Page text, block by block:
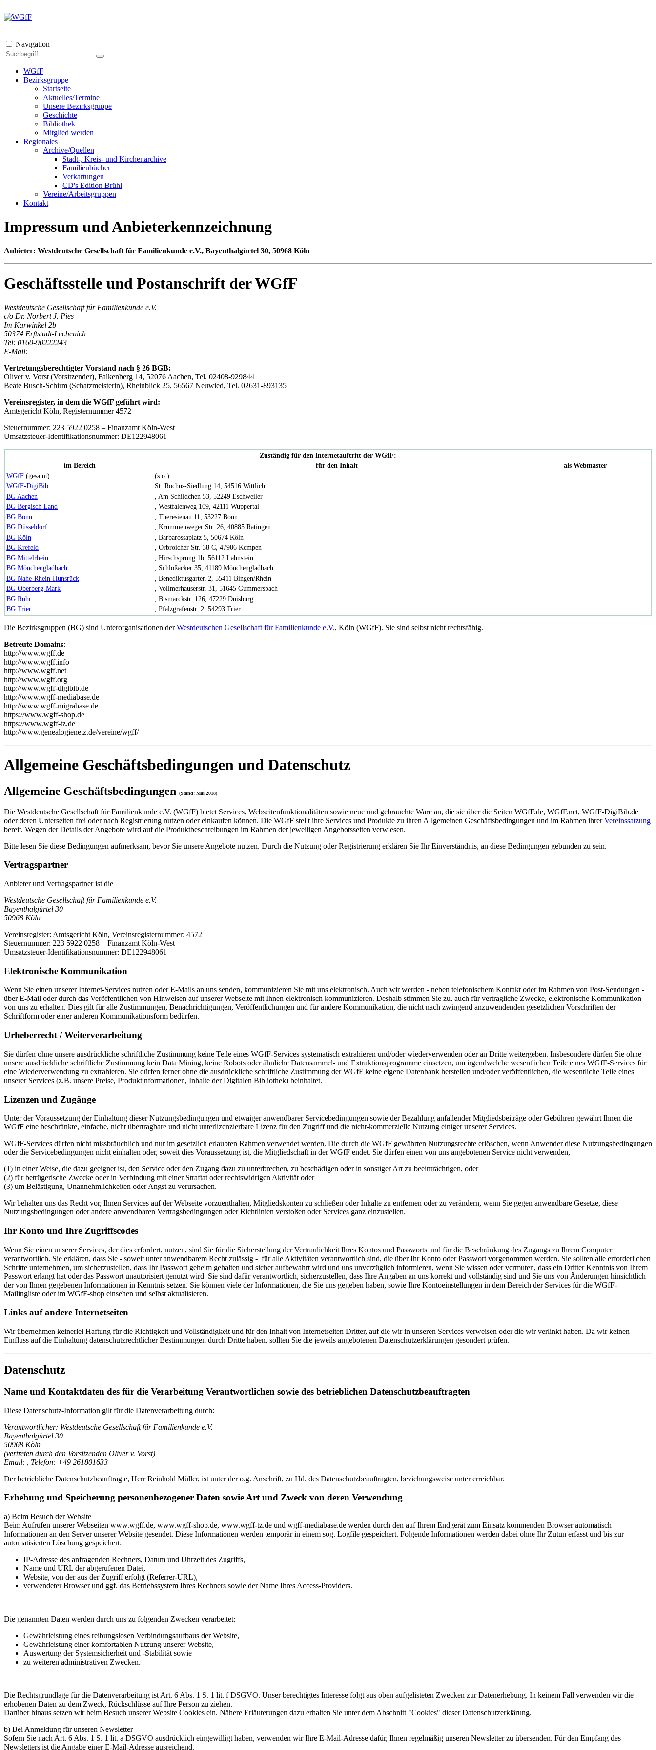
Navigation
WGfF
Bezirksgruppe
Startseite
Aktuelles/Termine
Unsere Bezirksgruppe
Geschichte
Bibliothek
Mitglied werden
Regionales
Archive/Quellen
Stadt-, Kreis- und Kirchenarchive
Familienbücher
Verkartungen
CD's Edition Brühl
Vereine/Arbeitsgruppen
Kontakt
Impressum und Anbieterkennzeichnung
Anbieter: Westdeutsche Gesellschaft für Familienkunde e.V., Bayenthalgürtel 30, 50968 Köln
Geschäftsstelle und Postanschrift der WGfF
Westdeutsche Gesellschaft für Familienkunde e.V.
c/o Dr. Norbert J. Pies
Im Karwinkel 2b
50374 Erftstadt-Lechenich
Tel: 0160-90222243
E-Mail:
Vertretungsberechtigter Vorstand nach § 26 BGB:
Oliver v. Vorst (Vorsitzender), Falkenberg 14, 52076 Aachen, Tel. 02408-929844
Beate Busch-Schirm (Schatzmeisterin), Rheinblick 25, 56567 Neuwied, Tel. 02631-893135
Vereinsregister, in dem die WGfF geführt wird:
Amtsgericht Köln, Registernummer 4572
Steuernummer: 223 5922 0258 – Finanzamt Köln-West
Umsatzsteuer-Identifikationsnummer: DE122948061
Zuständig für den Internetauftritt der WGfF:
im Bereich
für den Inhalt
als Webmaster
WGfF (gesamt)
(s.o.)
WGfF-DigiBib
St. Rochus-Siedlung 14, 54516 Wittlich
BG Aachen
, Am Schildchen 53, 52249 Eschweiler
BG Bergisch Land
, Westfalenweg 109, 42111 Wuppertal
BG Bonn
, Theresienau 11, 53227 Bonn
BG Düsseldorf
, Krummenweger Str. 26, 40885 Ratingen
BG Köln
, Barbarossaplatz 5, 50674 Köln
BG Krefeld
, Orbroicher Str. 38 C, 47906 Kempen
BG Mittelrhein
, Hirschsprung 1b, 56112 Lahnstein
BG Mönchengladbach
, Schloßacker 35, 41189 Mönchengladbach
BG Nahe-Rhein-Hunsrück
, Benediktusgarten 2, 55411 Bingen/Rhein
BG Oberberg-Mark
, Vollmerhauserstr. 31, 51645 Gummersbach
BG Ruhr
, Bismarckstr. 126, 47229 Duisburg
BG Trier
, Pfalzgrafenstr. 2, 54293 Trier
Die Bezirksgruppen (BG) sind Unterorganisationen derWestdeutschen Gesellschaft für Familienkunde e.V., Köln (WGfF). Sie sind selbst nicht rechtsfähig.
Betreute Domains:
http://www.wgff.de
http://www.wgff.info
http://www.wgff.net
http://www.wgff.org
http://www.wgff-digibib.de
http://www.wgff-mediabase.de
http://www.wgff-migrabase.de
https://www.wgff-shop.de
https://www.wgff-tz.de
http://www.genealogienetz.de/vereine/wgff/
Allgemeine Geschäftsbedingungen und Datenschutz
Allgemeine Geschäftsbedingungen (Stand: Mai 2018)
Die Westdeutsche Gesellschaft für Familienkunde e.V. (WGfF) bietet Services, Webseitenfunktionalitäten sowie neue und gebrauchte Ware an, die sie über die Seiten WGfF.de, WGfF.net, WGfF-DigiBib.de
oder deren Unterseiten frei oder nach Registrierung nutzen oder einkaufen können. Die WGfF stellt ihre Services und Produkte zu ihren Allgemeinen Geschäftsbedingungen und im Rahmen ihrerVereinssatzung
bereit. Wegen der Details der Angebote wird auf die Produktbeschreibungen im Rahmen der jeweiligen Angebotsseiten verwiesen.
Bitte lesen Sie diese Bedingungen aufmerksam, bevor Sie unsere Angebote nutzen. Durch die Nutzung oder Registrierung erklären Sie Ihr Einverständnis, an diese Bedingungen gebunden zu sein.
Vertragspartner
Anbieter und Vertragspartner ist die
Westdeutsche Gesellschaft für Familienkunde e.V.
Bayenthalgürtel 30
50968 Köln
Vereinsregister: Amtsgericht Köln, Vereinsregisternummer: 4572
Steuernummer: 223 5922 0258 – Finanzamt Köln-West
Umsatzsteuer-Identifikationsnummer: DE122948061
Elektronische Kommunikation
Wenn Sie einen unserer Internet-Services nutzen oder E-Mails an uns senden, kommunizieren Sie mit uns elektronisch. Auch wir werden - neben telefonischem Kontakt oder im Rahmen von Post-Sendungen -
über E-Mail oder durch das Veröffentlichen von Hinweisen auf unserer Webseite mit Ihnen elektronisch kommunizieren. Deshalb stimmen Sie zu, auch für vertragliche Zwecke, elektronische Kommunikation
von uns zu erhalten. Dies gilt für alle Zustimmungen, Benachrichtigungen, Veröffentlichungen und für andere Kommunikation, die nicht nach zwingend anzuwendenden gesetzlichen Vorschriften der
Schriftform oder einer anderen Kommunikationsform bedürfen.
Urheberrecht / Weiterverarbeitung
Sie dürfen ohne unsere ausdrückliche schriftliche Zustimmung keine Teile eines WGfF-Services systematisch extrahieren und/oder wiederverwenden oder an Dritte weitergeben. Insbesondere dürfen Sie ohne
unsere ausdrückliche schriftliche Zustimmung kein Data Mining, keine Robots oder ähnliche Datensammel- und Extraktionsprogramme einsetzen, um irgendwelche wesentlichen Teile eines WGfF-Services für
eine Wiederverwendung zu extrahieren. Sie dürfen ferner ohne die ausdrückliche schriftliche Zustimmung der WGfF keine eigene Datenbank herstellen und/oder veröffentlichen, die wesentliche Teile eines
unserer Services (z.B. unsere Preise, Produktinformationen, Inhalte der Digitalen Bibliothek) beinhaltet.
Lizenzen und Zugänge
Unter der Voraussetzung der Einhaltung dieser Nutzungsbedingungen und etwaiger anwendbarer Servicebedingungen sowie der Bezahlung anfallender Mitgliedsbeiträge oder Gebühren gewährt Ihnen die
WGfF eine beschränkte, einfache, nicht übertragbare und nicht unterlizenzierbare Lizenz für den Zugriff und die nicht-kommerzielle Nutzung einiger unserer Services.
WGfF-Services dürfen nicht missbräuchlich und nur im gesetzlich erlaubten Rahmen verwendet werden. Die durch die WGfF gewährten Nutzungsrechte erlöschen, wenn Anwender diese Nutzungsbedingungen
oder die Servicebedingungen nicht einhalten oder, soweit dies Voraussetzung ist, die Mitgliedschaft in der WGfF endet. Sie dürfen einen von uns angebotenen Service nicht verwenden,
(1) in einer Weise, die dazu geeignet ist, den Service oder den Zugang dazu zu unterbrechen, zu beschädigen oder in sonstiger Art zu beeinträchtigen, oder
(2) für betrügerische Zwecke oder in Verbindung mit einer Straftat oder rechtswidrigen Aktivität oder
(3) um Belästigung, Unannehmlichkeiten oder Angst zu verursachen.
Wir behalten uns das Recht vor, Ihnen Services auf der Webseite vorzuenthalten, Mitgliedskonten zu schließen oder Inhalte zu entfernen oder zu verändern, wenn Sie gegen anwendbare Gesetze, diese
Nutzungsbedingungen oder andere anwendbaren Vertragsbedingungen oder Richtlinien verstoßen oder Services ganz einzustellen.
Ihr Konto und Ihre Zugriffscodes
Wenn Sie einen unserer Services, der dies erfordert, nutzen, sind Sie für die Sicherstellung der Vertraulichkeit Ihres Kontos und Passworts und für die Beschränkung des Zugangs zu Ihrem Computer
verantwortlich. Sie erklären, dass Sie - soweit unter anwendbarem Recht zulässig - für alle Aktivitäten verantwortlich sind, die über Ihr Konto oder Passwort vorgenommen werden. Sie sollten alle erforderlichen
Schritte unternehmen, um sicherzustellen, dass Ihr Passwort geheim gehalten und sicher aufbewahrt wird und uns unverzüglich informieren, wenn Sie wissen oder vermuten, dass ein Dritter Kenntnis von Ihrem
Passwort erlangt hat oder das Passwort unautorisiert genutzt wird. Sie sind dafür verantwortlich, sicherzustellen, dass Ihre Angaben an uns korrekt und vollständig sind und Sie uns von Änderungen hinsichtlich
der von Ihnen gegebenen Informationen in Kenntnis setzen. Sie können viele der Informationen, die Sie uns gegeben haben, sowie Ihre Kontoeinstellungen in dem Bereich der Services für die WGfF-
Mailingliste oder im WGfF-shop einsehen und selbst aktualisieren.
Links auf andere Internetseiten
Wir übernehmen keinerlei Haftung für die Richtigkeit und Vollständigkeit und für den Inhalt von Internetseiten Dritter, auf die wir in unseren Services verweisen oder die wir verlinkt haben. Da wir keinen
Einfluss auf die Einhaltung datenschutzrechtlicher Bestimmungen durch Dritte haben, sollten Sie die jeweils angebotenen Datenschutzerklärungen gesondert prüfen.
Datenschutz
Name und Kontaktdaten des für die Verarbeitung Verantwortlichen sowie des betrieblichen Datenschutzbeauftragten
Diese Datenschutz-Information gilt für die Datenverarbeitung durch:
Verantwortlicher: Westdeutsche Gesellschaft für Familienkunde e.V.
Bayenthalgürtel 30
50968 Köln
(vertreten durch den Vorsitzenden Oliver v. Vorst)
Email:
, Telefon: +49 261801633
Der betriebliche Datenschutzbeauftragte, Herr Reinhold Müller, ist unter der o.g. Anschrift, zu Hd. des Datenschutzbeauftragten, beziehungsweise untererreichbar.
Erhebung und Speicherung personenbezogener Daten sowie Art und Zweck von deren Verwendung
a) Beim Besuch der Website
Beim Aufrufen unserer Webseiten www.wgff.de, www.wgff-shop.de, www.wgff-tz.de und wgff-mediabase.de werden durch den auf Ihrem Endgerät zum Einsatz kommenden Browser automatisch
Informationen an den Server unserer Website gesendet. Diese Informationen werden temporär in einem sog. Logfile gespeichert. Folgende Informationen werden dabei ohne Ihr Zutun erfasst und bis zur
automatisierten Löschung gespeichert:
IP-Adresse des anfragenden Rechners, Datum und Uhrzeit des Zugriffs,
Name und URL der abgerufenen Datei,
Website, von der aus der Zugriff erfolgt (Referrer-URL),
verwendeter Browser und ggf. das Betriebssystem Ihres Rechners sowie der Name Ihres Access-Providers.
Die genannten Daten werden durch uns zu folgenden Zwecken verarbeitet:
Gewährleistung eines reibungslosen Verbindungsaufbaus der Website,
Gewährleistung einer komfortablen Nutzung unserer Website,
Auswertung der Systemsicherheit und -Stabilität sowie
zu weiteren administrativen Zwecken.
Die Rechtsgrundlage für die Datenverarbeitung ist Art. 6 Abs. 1 S. 1 lit. f DSGVO. Unser berechtigtes Interesse folgt aus oben aufgelisteten Zwecken zur Datenerhebung. In keinem Fall verwenden wir die
erhobenen Daten zu dem Zweck, Rückschlüsse auf Ihre Person zu ziehen.
Darüber hinaus setzen wir beim Besuch unserer Website Cookies ein. Nähere Erläuterungen dazu erhalten Sie unter dem Abschnitt "Cookies" dieser Datenschutzerklärung.
b) Bei Anmeldung für unseren Newsletter
Sofern Sie nach Art. 6 Abs. 1 S. 1 lit. a DSGVO ausdrücklich eingewilligt haben, verwenden wir Ihre E-Mail-Adresse dafür, Ihnen regelmäßig unseren Newsletter zu übersenden. Für den Empfang des
Newsletters ist die Angabe einer E-Mail-Adresse ausreichend.